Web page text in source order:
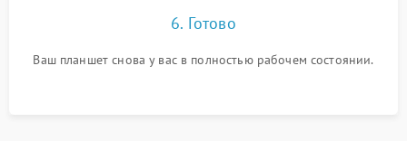
6. Готово
Ваш планшет снова у вас в полностью рабочем состоянии.